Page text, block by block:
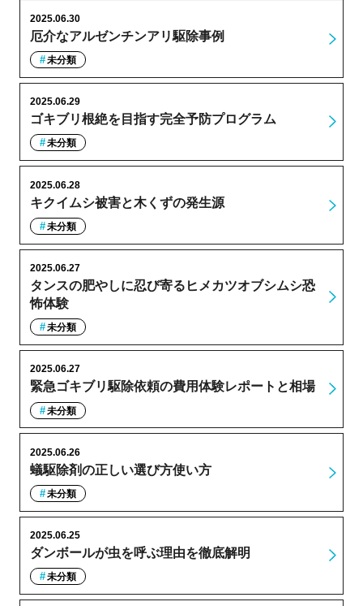
厄介なアルゼンチンアリ駆除事例
2025.06.30
未分類
ゴキブリ根絶を目指す完全予防プログラム
2025.06.29
未分類
キクイムシ被害と木くずの発生源
2025.06.28
未分類
タンスの肥やしに忍び寄るヒメカツオブシムシ恐
怖体験
2025.06.27
未分類
緊急ゴキブリ駆除依頼の費用体験レポートと相場
2025.06.27
未分類
蟻駆除剤の正しい選び方使い方
2025.06.26
未分類
ダンボールが虫を呼ぶ理由を徹底解明
2025.06.25
未分類